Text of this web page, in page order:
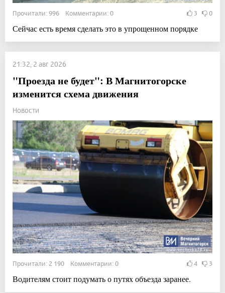
Прочитали: 996 Комментарии: 0 3 0
Сейчас есть время сделать это в упрощенном порядке
21:32, 2 авг 2026
"Проезда не будет": В Магнитогорске
изменится схема движения
Новости
Прочитали: 2 190 Комментарии: 0 4 3
Водителям стоит подумать о путях объезда заранее.